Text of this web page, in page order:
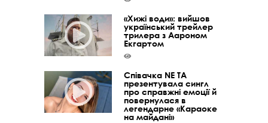
«Хижі води»: вийшов
український трейлер
трилера з Аароном
Екгартом
Співачка NE TA
презентувала сингл
про справжні емоції й
повернулася в
легендарне «Караоке
на майдані»